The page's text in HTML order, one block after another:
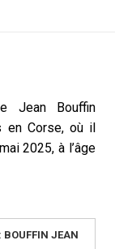
Jean Bouffin
en Corse, où il
2025, à l’âge
BOUFFIN JEAN